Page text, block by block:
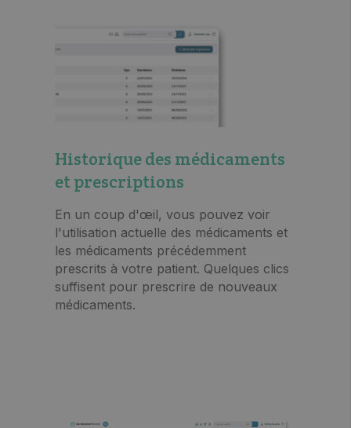
Historique des médicaments
et prescriptions
En un coup d'œil, vous pouvez voir
l'utilisation actuelle des médicaments et
les médicaments précédemment
prescrits à votre patient. Quelques clics
suffisent pour prescrire de nouveaux
médicaments.